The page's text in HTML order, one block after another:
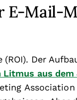
E-Mail-
Der
Litmus aus